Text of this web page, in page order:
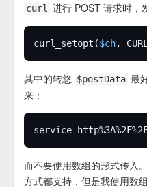
curl 进行 POST 请求时，
curl_setopt($ch,
其中的转悠 $postData 最
来：
而不要使用数组的形式传入
方式都支持，但是我使用数